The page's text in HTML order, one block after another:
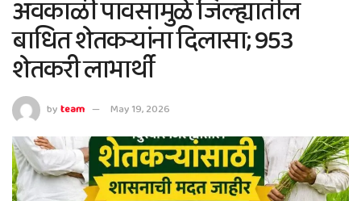
अवकाळी पावसामुळे जिल्ह्यातील
बाधित शेतकऱ्यांना दिलासा; 953
शेतकरी लाभार्थी
byteam May 19, 2026